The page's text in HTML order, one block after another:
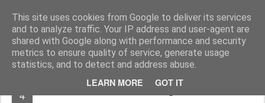
This site uses cookies from Google to deliver its services
and to analyze traffic. Your IP address and user-agent are
shared with Google along with performance and security
metrics to ensure quality of service, generate usage
statistics, and to detect and address abuse.
LEARN MORE GOT IT
AutoMotoCorse. Motorsport Random News 280912
4 Ecco la 106^ Targa Florio